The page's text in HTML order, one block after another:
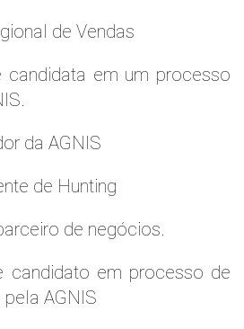
de Vendas
candidata em um processo
da AGNIS
de Hunting
de negócios.
candidato em processo de
AGNIS